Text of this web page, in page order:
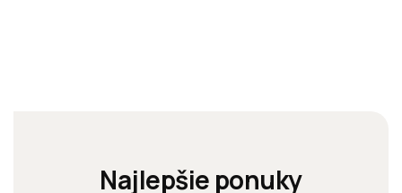
Najlepšie ponuky